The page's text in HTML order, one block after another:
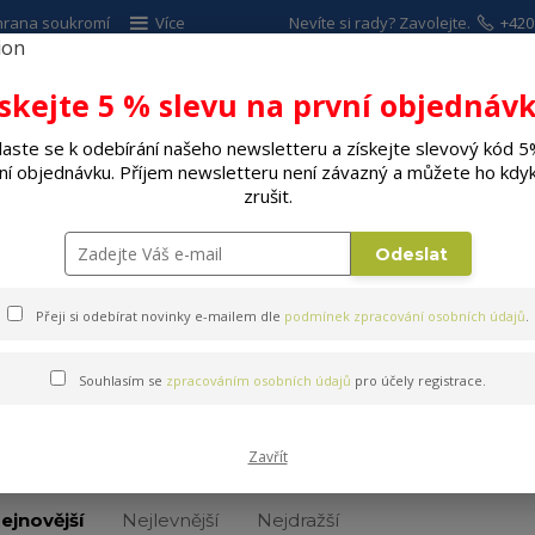
soukromí Více
Hledat
Nevíte si rady? Zavolejte.
SPOTŘEBIČE ELEKTRO DÍLNA A
Pečení chleba, pečiva Ošatky
Nejlevnější Nejdražší
5 % slevu na první
se k odebírání našeho newsletteru a získejte slevový kód
objednávku. Příjem newsletteru není závazný a můžete ho
zrušit.
Odeslat
Přeji si odebírat novinky e-mailem dle podmínek zpracování osobních údajů.
Souhlasím se zpracováním osobních údajů pro účely registrace.
Zavřít